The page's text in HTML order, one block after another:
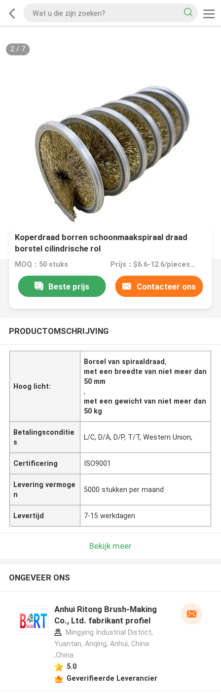
2/ 7
Koperdraad borren schoonmaakspiraal draad
borstel cilindrische rol
MOQ：50 stuks Prijs：$6.6-12.6/pieces 50-999 pieces
Beste prijs Contacteer ons
PRODUCTOMSCHRIJVING
Hoog licht:
Borsel van spiraaldraad,
met een breedte van niet meer dan
50 mm
,
met een gewicht van niet meer dan
50 kg
Betalingsconditie
s
L/C, D/A, D/P, T/T, Western Union,
Certificering ISO9001
Levering vermoge
n
5000 stukken per maand
Levertijd 7-15 werkdagen
Bekijk meer
ONGEVEER ONS
Anhui Ritong Brush-Making
Co., Ltd. fabrikant profiel
Mingying Industrial District,
Yuantan, Anqing, Anhui, China
,China
5.0
Geverifieerde Leverancier